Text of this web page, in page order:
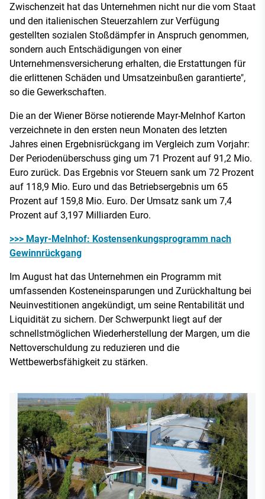
Zwischenzeit hat das Unternehmen nicht nur die vom Staat
und den italienischen Steuerzahlern zur Verfügung
gestellten sozialen Stoßdämpfer in Anspruch genommen,
sondern auch Entschädigungen von einer
Unternehmensversicherung erhalten, die Erstattungen für
die erlittenen Schäden und Umsatzeinbußen garantierte",
so die Gewerkschaften.
Die an der Wiener Börse notierende Mayr-Melnhof Karton
verzeichnete in den ersten neun Monaten des letzten
Jahres einen Ergebnisrückgang im Vergleich zum Vorjahr:
Der Periodenüberschuss ging um 71 Prozent auf 91,2 Mio.
Euro zurück. Das Ergebnis vor Steuern sank um 72 Prozent
auf 118,9 Mio. Euro und das Betriebsergebnis um 65
Prozent auf 159,8 Mio. Euro. Der Umsatz sank um 7,4
Prozent auf 3,197 Milliarden Euro.
>>> Mayr-Melnhof: Kostensenkungsprogramm nach
Gewinnrückgang
Im August hat das Unternehmen ein Programm mit
umfassenden Kosteneinsparungen und Zurückhaltung bei
Neuinvestitionen angekündigt, um seine Rentabilität und
Liquidität zu sichern. Der Schwerpunkt liegt auf der
schnellstmöglichen Wiederherstellung der Margen, um die
Nettoverschuldung zu reduzieren und die
Wettbewerbsfähigkeit zu stärken.